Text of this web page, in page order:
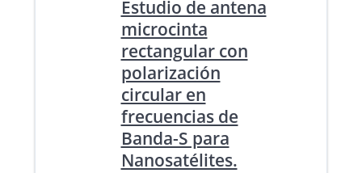
Estudio de antena
microcinta
rectangular con
polarización
circular en
frecuencias de
Banda-S para
Nanosatélites.